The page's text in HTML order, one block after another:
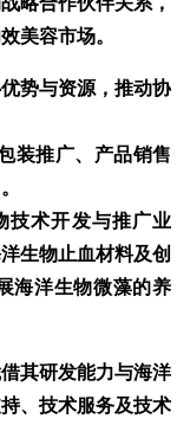
美容市场。
势与资源，推动协
装推广、产品销售
技术开发与推广业
生物止血材料及创
海洋生物微藻的养
其研发能力与海洋
、技术服务及技术